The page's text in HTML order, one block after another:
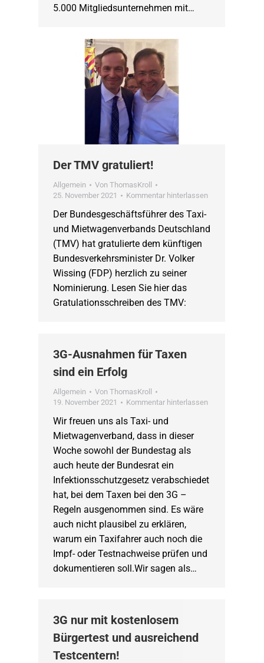
5.000 Mitgliedsunternehmen mit…
Der TMV gratuliert!
Allgemein Von ThomasKroll
25. November 2021
Kommentar hinterlassen
Der Bundesgeschäftsführer des Taxi-
und Mietwagenverbands Deutschland
(TMV) hat gratulierte dem künftigen
Bundesverkehrsminister Dr. Volker
Wissing (FDP) herzlich zu seiner
Nominierung. Lesen Sie hier das
Gratulationsschreiben des TMV:
3G-Ausnahmen für Taxen
sind ein Erfolg
Allgemein Von ThomasKroll
19. November 2021
Kommentar hinterlassen
Wir freuen uns als Taxi- und
Mietwagenverband, dass in dieser
Woche sowohl der Bundestag als
auch heute der Bundesrat ein
Infektionsschutzgesetz verabschiedet
hat, bei dem Taxen bei den 3G –
Regeln ausgenommen sind. Es wäre
auch nicht plausibel zu erklären,
warum ein Taxifahrer auch noch die
Impf- oder Testnachweise prüfen und
dokumentieren soll.Wir sagen als…
3G nur mit kostenlosem
Bürgertest und ausreichend
Testcentern!